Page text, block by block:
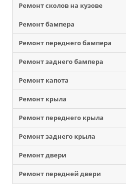
Ремонт сколов на кузове
Ремонт бампера
Ремонт переднего бампера
Ремонт заднего бампера
Ремонт капота
Ремонт крыла
Ремонт переднего крыла
Ремонт заднего крыла
Ремонт двери
Ремонт передней двери